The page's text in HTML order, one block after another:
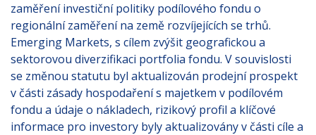
zaměření investiční politiky podílového fondu o
regionální zaměření na země rozvíjejících se trhů.
Emerging Markets, s cílem zvýšit geografickou a
sektorovou diverzifikaci portfolia fondu. V souvislosti
se změnou statutu byl aktualizován prodejní prospekt
v části zásady hospodaření s majetkem v podílovém
fondu a údaje o nákladech, rizikový profil a klíčové
informace pro investory byly aktualizovány v části cíle a